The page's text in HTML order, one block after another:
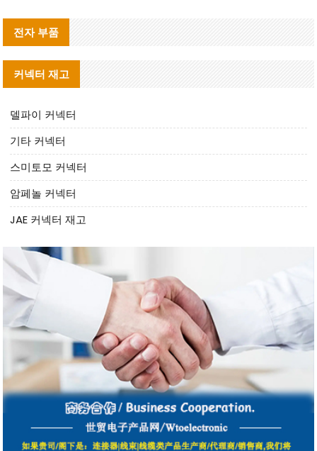
전자 부품
커넥터 재고
델파이 커넥터
기타 커넥터
스미토모 커넥터
암페놀 커넥터
JAE 커넥터 재고